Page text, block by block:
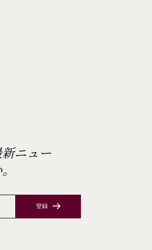
ニュー
登録